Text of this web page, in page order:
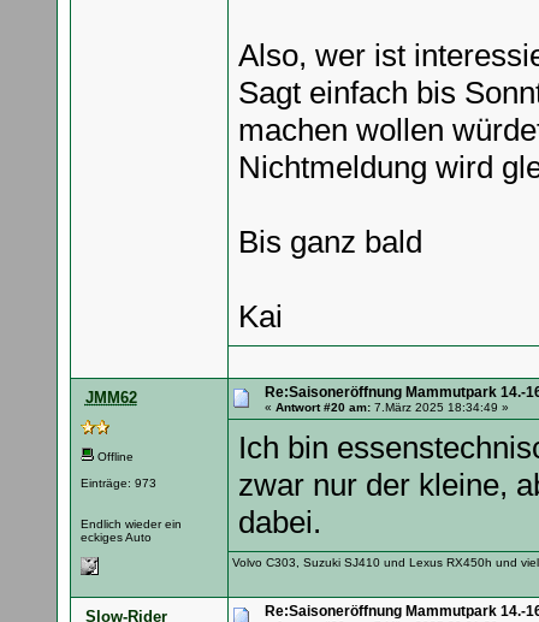
Also, wer ist
Sagt einfach bis
machen wollen
Nichtmeldung wird
Bis ganz bald
Kai
JMM62
Offline
Einträge: 973
Endlich wieder ein
eckiges Auto
Re:Saisoneröffnung Mammutpark 14.-
« Antwort #20 am:7.März 2025 18:34:49 »
Ich bin
zwar nur der kleine,
dabei.
Volvo C303, Suzuki SJ410 und Lexus RX450h und
Slow-Rider Re:Saisoneröffnung Mammutpark 14.-